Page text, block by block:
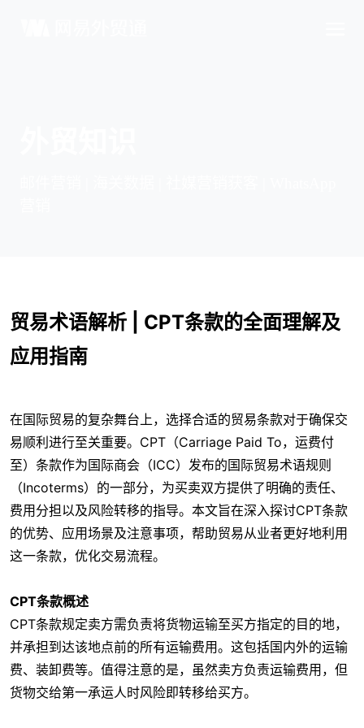
贸易术语解析 | CPT条款的全面理解及
应用指南
在国际贸易的复杂舞台上，选择合适的贸易条款对于确保交
易顺利进行至关重要。CPT（Carriage Paid To，运费付
至）条款作为国际商会（ICC）发布的国际贸易术语规则
（Incoterms）的一部分，为买卖双方提供了明确的责任、
费用分担以及风险转移的指导。本文旨在深入探讨CPT条款
的优势、应用场景及注意事项，帮助贸易从业者更好地利用
这一条款，优化交易流程。
CPT条款概述
CPT条款规定卖方需负责将货物运输至买方指定的目的地，
并承担到达该地点前的所有运输费用。这包括国内外的运输
费、装卸费等。值得注意的是，虽然卖方负责运输费用，但
货物交给第一承运人时风险即转移给买方。